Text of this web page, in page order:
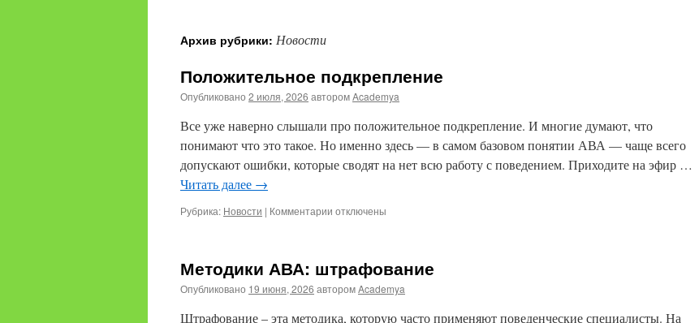
Архив рубрики: Новости
Положительное подкрепление
Опубликовано 2 июля, 2026 авторомAcademya
Все уже наверно слышали про положительное подкрепление. И многие думают, что
понимают что это такое. Но именно здесь — в самом базовом понятии АВА — чаще всего
допускают ошибки, которые сводят на нет всю работу с поведением. Приходите на эфир …
Читать далее →
Рубрика: Новости | Комментарии котключены
Методики АВА: штрафование
Опубликовано 19 июня, 2026 авторомAcademya
Штрафование – эта методика, которую часто применяют поведенческие специалисты. На